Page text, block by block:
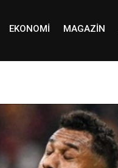
EKONOMI MAGAZIN